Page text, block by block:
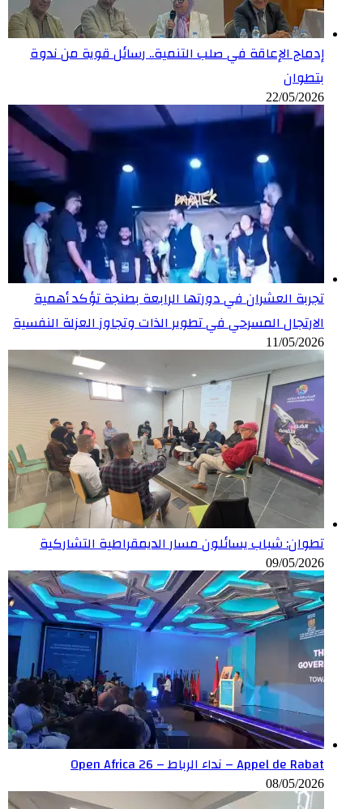
إدماج الإعاقة في صلب التنمية.. رسائل قوية من ندوة
بتطوان
22/05/2026
تجربة العشران في دورتها الرابعة بطنجة تؤكد أهمية
الارتجال المسرحي في تطوير الذات وتجاوز العزلة النفسية
11/05/2026
تطوان: شباب يسائلون مسار الديمقراطية التشاركية
09/05/2026
Appel de Rabat – نداء الرباط – Open Africa 26
08/05/2026